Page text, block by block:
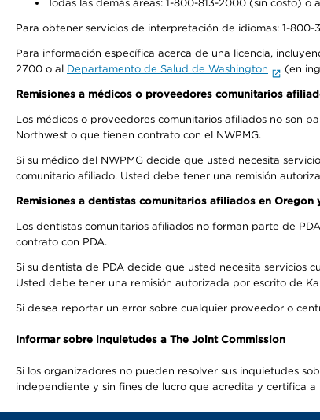
Todas las demás áreas: 1-800-813-2000 (sin costo) o
Para obtener servicios de interpretación de idiomas: 1-800-
Para información específica acerca de una licencia,
2700 o al Departamento de Salud de Washington (en
Remisiones a médicos o proveedores comunitarios
Los médicos o proveedores comunitarios afiliados no son
Northwest o que tienen contrato con el NWPMG.
Si su médico del NWPMG decide que usted necesita
comunitario afiliado. Usted debe tener una remisión
Remisiones a dentistas comunitarios afiliados en Oregon
Los dentistas comunitarios afiliados no forman parte de
contrato con PDA.
Si su dentista de PDA decide que usted necesita servicios
Usted debe tener una remisión autorizada por escrito de
Si desea reportar un error sobre cualquier proveedor o
Informar sobre inquietudes a The Joint Commission
Si los organizadores no pueden resolver sus inquietudes
independiente y sin fines de lucro que acredita y certifica